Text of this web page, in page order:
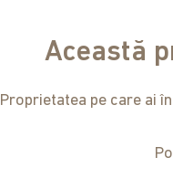
Această
Proprietatea pe care ai